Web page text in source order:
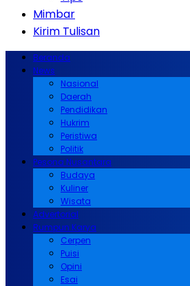
Mimbar
Kirim Tulisan
Beranda
News
Nasional
Daerah
Pendidikan
Hukrim
Peristiwa
Politik
Pesona Nusantara
Budaya
Kuliner
Wisata
Advertorial
Rumpun Karya
Cerpen
Puisi
Opini
Esai